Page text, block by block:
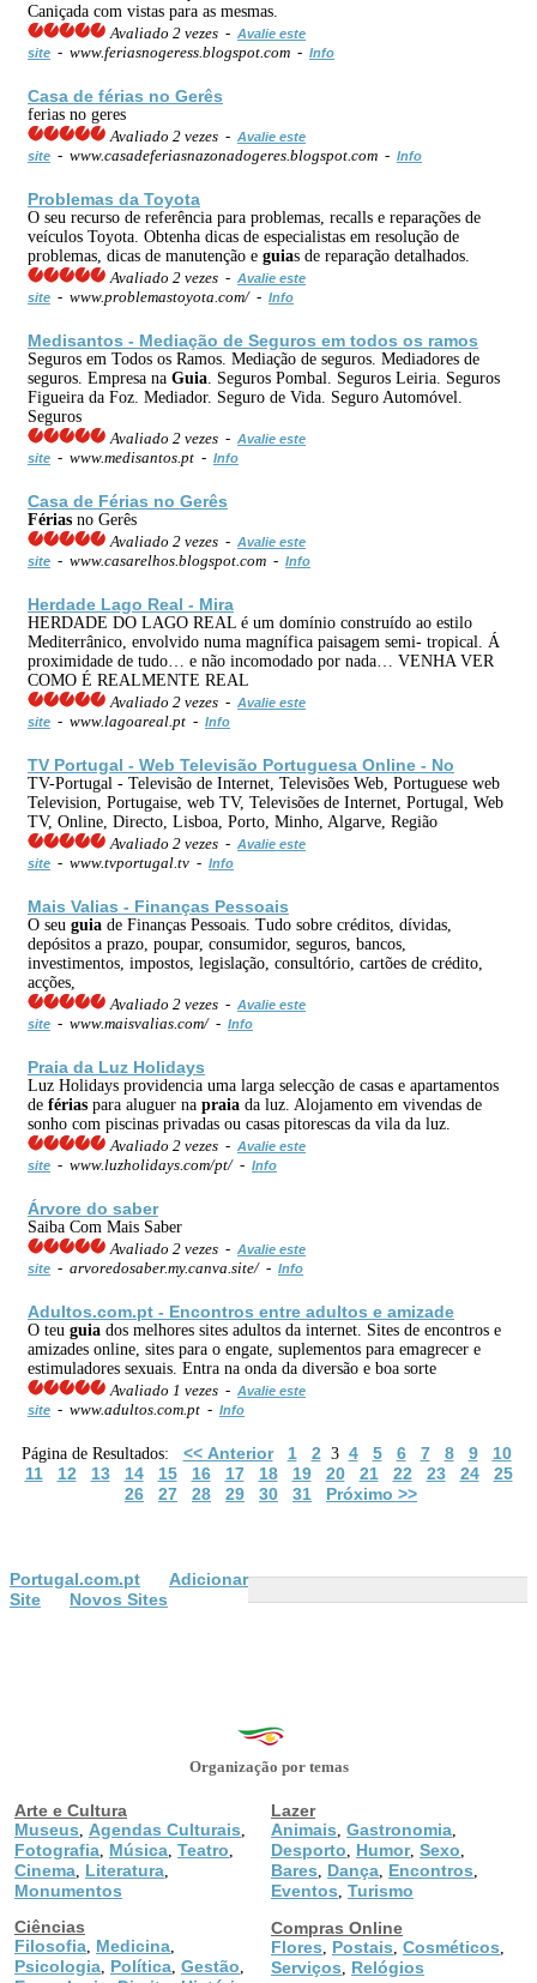
Caniçada com vistas para as mesmas.
Avaliado 2 vezes - Avalie este
site - www.feriasnogeress.blogspot.com - Info
Casa de férias no Gerês
ferias no geres
Avaliado 2 vezes - Avalie este
site - www.casadeferiasnazonadogeres.blogspot.com - Info
Problemas da Toyota
O seu recurso de referência para problemas, recalls e reparações de
veículos Toyota. Obtenha dicas de especialistas em resolução de
problemas, dicas de manutenção e guias de reparação detalhados.
Avaliado 2 vezes - Avalie este
site - www.problemastoyota.com/ - Info
Medisantos - Mediação de Seguros em todos os ramos
Seguros em Todos os Ramos. Mediação de seguros. Mediadores de
seguros. Empresa na Guia . Seguros Pombal. Seguros Leiria. Seguros
Figueira da Foz. Mediador. Seguro de Vida. Seguro Automóvel.
Seguros
Avaliado 2 vezes - Avalie este
site - www.medisantos.pt - Info
Casa de Férias no Gerês
Férias no Gerês
Avaliado 2 vezes - Avalie este
site - www.casarelhos.blogspot.com - Info
Herdade Lago Real - Mira
HERDADE DO LAGO REAL é um domínio construído ao estilo
Mediterrânico, envolvido numa magnífica paisagem semi- tropical. Á
proximidade de tudo… e não incomodado por nada… VENHA VER
COMO É REALMENTE REAL
Avaliado 2 vezes - Avalie este
site - www.lagoareal.pt - Info
TV Portugal - Web Televisão Portuguesa Online - No
TV-Portugal - Televisão de Internet, Televisões Web, Portuguese web
Television, Portugaise, web TV, Televisões de Internet, Portugal, Web
TV, Online, Directo, Lisboa, Porto, Minho, Algarve, Região
Avaliado 2 vezes - Avalie este
site - www.tvportugal.tv - Info
Mais Valias - Finanças Pessoais
O seu guia de Finanças Pessoais. Tudo sobre créditos, dívidas,
depósitos a prazo, poupar, consumidor, seguros, bancos,
investimentos, impostos, legislação, consultório, cartões de crédito,
acções,
Avaliado 2 vezes - Avalie este
site - www.maisvalias.com/ - Info
Praia da Luz Holidays
Luz Holidays providencia uma larga selecção de casas e apartamentos
de férias para aluguer na praia da luz. Alojamento em vivendas de
sonho com piscinas privadas ou casas pitorescas da vila da luz.
Avaliado 2 vezes - Avalie este
site - www.luzholidays.com/pt/ - Info
Árvore do saber
Saiba Com Mais Saber
Avaliado 2 vezes - Avalie este
site - arvoredosaber.my.canva.site/ - Info
Adultos.com.pt - Encontros entre adultos e amizade
O teu guia dos melhores sites adultos da internet. Sites de encontros e
amizades online, sites para o engate, suplementos para emagrecer e
estimuladores sexuais. Entra na onda da diversão e boa sorte
Avaliado 1 vezes - Avalie este
site - www.adultos.com.pt - Info
Página de Resultados: << Anterior 1 2 3 4 5 6 7 8 9
10
11
12 13 14 15 16 17 18 19 20 21 22 23 24
25
26
27 28 29 30 31 Próximo >>
Portugal.com.pt
Adicionar
Site
Novos Sites
Organização por temas
Arte e Cultura
Museus
Agendas Culturais
Fotografia Música Teatro
Cinema Literatura
Monumentos
Ciências
Filosofia Medicina
Psicologia Política Gestão
Lazer
Animais Gastronomia
Desporto Humor, Sexo
Bares Dança Encontros
Eventos Turismo
Compras Online
Flores
Postais Cosméticos
Serviços Relógios